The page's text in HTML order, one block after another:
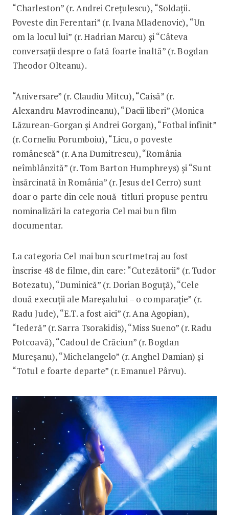
“Charleston” (r. Andrei Crețulescu), “Soldații.
Poveste din Ferentari” (r. Ivana Mladenovic), “Un
om la locul lui” (r. Hadrian Marcu) și “Câteva
conversații despre o fată foarte înaltă” (r. Bogdan
Theodor Olteanu).
“Aniversare” (r. Claudiu Mitcu), “Caisă” (r.
Alexandru Mavrodineanu), “Dacii liberi” (Monica
Lăzurean-Gorgan și Andrei Gorgan), “Fotbal infinit”
(r. Corneliu Porumboiu), “Licu, o poveste
românescă” (r. Ana Dumitrescu), “România
neîmblânzită” (r. Tom Barton Humphreys) și “Sunt
însărcinată în România” (r. Jesus del Cerro) sunt
doar o parte din cele nouă titluri propuse pentru
nominalizări la categoria Cel mai bun film
documentar.
La categoria Cel mai bun scurtmetraj au fost
înscrise 48 de filme, din care: “Cutezătorii” (r. Tudor
Botezatu), “Duminică” (r. Dorian Boguță), “Cele
două execuții ale Mareșalului – o comparație” (r.
Radu Jude), “E.T. a fost aici” (r. Ana Agopian),
“Iederă” (r. Sarra Tsorakidis), “Miss Sueno” (r. Radu
Potcoavă), “Cadoul de Crăciun” (r. Bogdan
Mureșanu), “Michelangelo” (r. Anghel Damian) și
“Totul e foarte departe” (r. Emanuel Pârvu).